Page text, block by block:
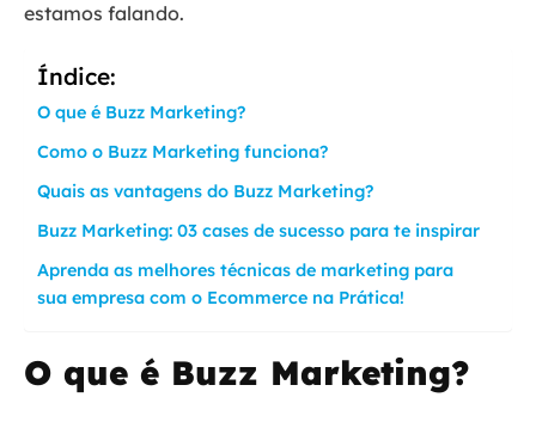
estamos falando.
Índice:
O que é Buzz Marketing?
Como o Buzz Marketing funciona?
Quais as vantagens do Buzz Marketing?
Buzz Marketing: 03 cases de sucesso para te inspirar
Aprenda as melhores técnicas de marketing para
sua empresa com o Ecommerce na Prática!
O que é Buzz Marketing?